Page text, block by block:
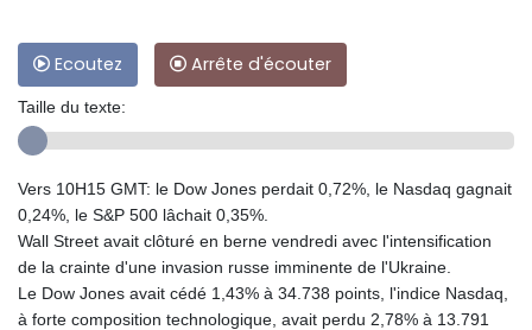
Ecoutez Arrête d'écouter
Taille du texte:
Vers 10H15 GMT: le Dow Jones perdait 0,72%, le Nasdaq gagnait
0,24%, le S&P 500 lâchait 0,35%.
Wall Street avait clôturé en berne vendredi avec l'intensification
de la crainte d'une invasion russe imminente de l'Ukraine.
Le Dow Jones avait cédé 1,43% à 34.738 points, l'indice Nasdaq,
à forte composition technologique, avait perdu 2,78% à 13.791